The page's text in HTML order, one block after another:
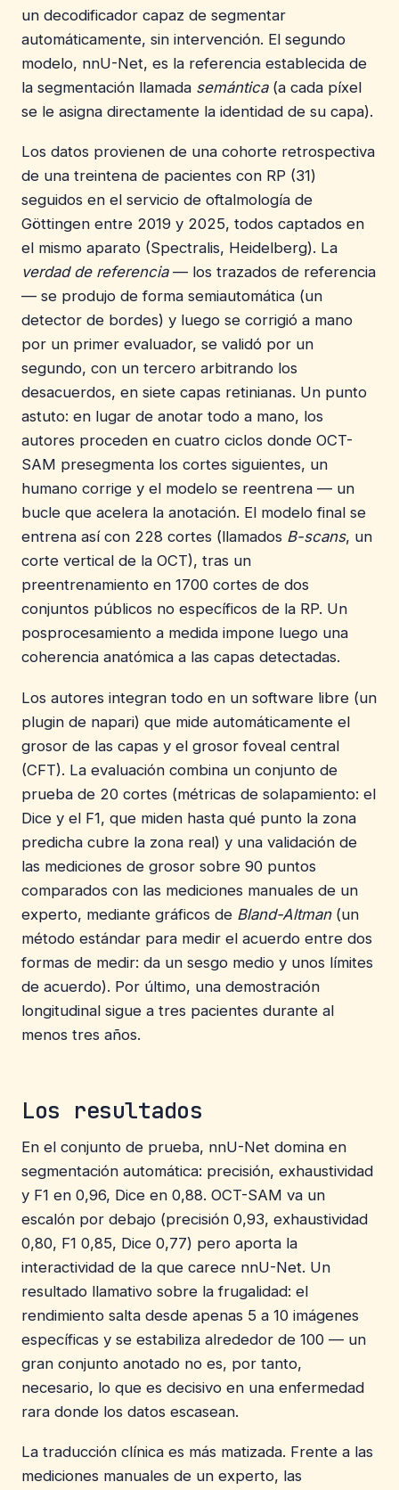
un decodificador capaz de segmentar
automáticamente, sin intervención. El segundo
modelo, nnU-Net, es la referencia establecida de
la segmentación llamada semántica(a cada píxel
se le asigna directamente la identidad de su capa).
Los datos provienen de una cohorte retrospectiva
de una treintena de pacientes con RP (31)
seguidos en el servicio de oftalmología de
Göttingen entre 2019 y 2025, todos captados en
el mismo aparato (Spectralis, Heidelberg). La
verdad de referencia— los trazados de referencia
— se produjo de forma semiautomática (un
detector de bordes) y luego se corrigió a mano
por un primer evaluador, se validó por un
segundo, con un tercero arbitrando los
desacuerdos, en siete capas retinianas. Un punto
astuto: en lugar de anotar todo a mano, los
autores proceden en cuatro ciclos donde OCT-
SAM presegmenta los cortes siguientes, un
humano corrige y el modelo se reentrena — un
bucle que acelera la anotación. El modelo final se
entrena así con 228 cortes (llamados B-scans, un
corte vertical de la OCT), tras un
preentrenamiento en 1700 cortes de dos
conjuntos públicos no específicos de la RP. Un
posprocesamiento a medida impone luego una
coherencia anatómica a las capas detectadas.
Los autores integran todo en un software libre (un
plugin de napari) que mide automáticamente el
grosor de las capas y el grosor foveal central
(CFT). La evaluación combina un conjunto de
prueba de 20 cortes (métricas de solapamiento: el
Dice y el F1, que miden hasta qué punto la zona
predicha cubre la zona real) y una validación de
las mediciones de grosor sobre 90 puntos
comparados con las mediciones manuales de un
experto, mediante gráficos de Bland-Altman(un
método estándar para medir el acuerdo entre dos
formas de medir: da un sesgo medio y unos límites
de acuerdo). Por último, una demostración
longitudinal sigue a tres pacientes durante al
menos tres años.
Los resultados
En el conjunto de prueba, nnU-Net domina en
segmentación automática: precisión, exhaustividad
y F1 en 0,96, Dice en 0,88. OCT-SAM va un
escalón por debajo (precisión 0,93, exhaustividad
0,80, F1 0,85, Dice 0,77) pero aporta la
interactividad de la que carece nnU-Net. Un
resultado llamativo sobre la frugalidad: el
rendimiento salta desde apenas 5 a 10 imágenes
específicas y se estabiliza alrededor de 100 — un
gran conjunto anotado no es, por tanto,
necesario, lo que es decisivo en una enfermedad
rara donde los datos escasean.
La traducción clínica es más matizada. Frente a las
mediciones manuales de un experto, las